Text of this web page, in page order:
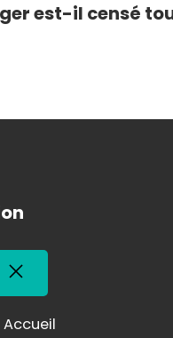
est-il censé
Accueil